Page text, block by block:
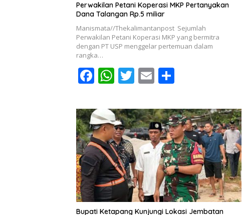
Perwakilan Petani Koperasi MKP Pertanyakan
Dana Talangan Rp.5 miliar
Manismata//Thekalimantanpost Sejumlah
Perwakilan Petani Koperasi MKP yang bermitra
dengan PT USP menggelar pertemuan dalam
rangka…
F
e
b
o
o
k
W
at
s
A
p
p
T
itt
er
E
ai
l
ar
e
Bupati Ketapang Kunjungi Lokasi Jembatan